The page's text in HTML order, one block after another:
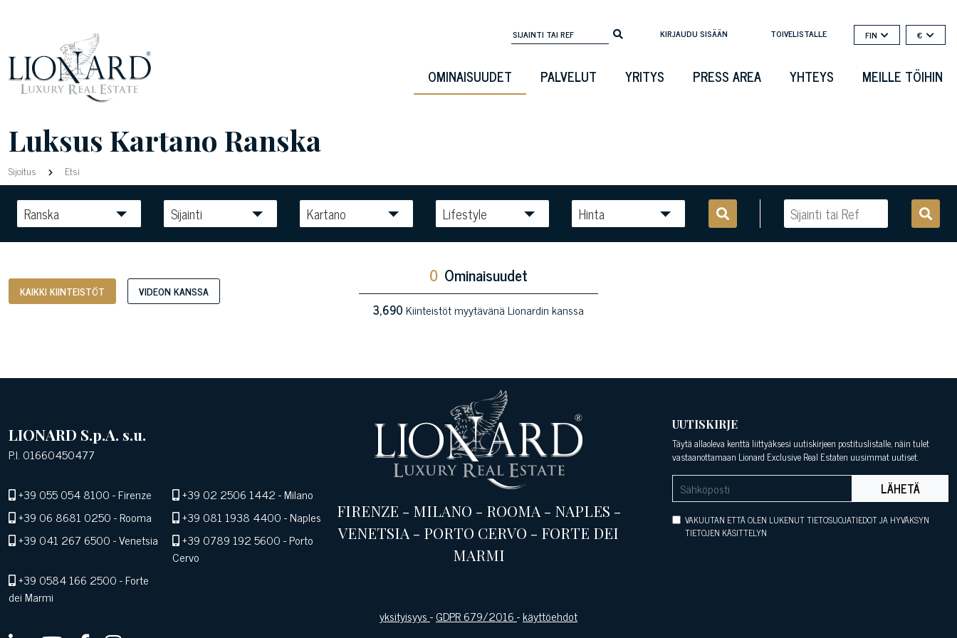
KIRJAUDU SISÄÄN TOIVELISTALLE FIN €
OMINAISUUDET PALVELUT YRITYS PRESS AREA YHTEYS MEILLE TÖIHIN
Luksus Kartano Ranska
Sijoitus Etsi
Ranska Sijainti Kartano Lifestyle Hinta
KAIKKI KIINTEISTÖT VIDEON KANSSA
0 Ominaisuudet
3,690Kiinteistöt myytävänä Lionardin kanssa
LIONARD S.p.A. s.u.
P.I. 01660450477
+39 055 054 8100- Firenze +39 02 2506 1442- Milano
+39 06 8681 0250- Rooma +39 081 1938 4400- Naples
+39 041 267 6500- Venetsia +39 0789 192 5600- Porto
Cervo
+39 0584 166 2500- Forte
dei Marmi
FIRENZE - MILANO - ROOMA - NAPLES -
VENETSIA - PORTO CERVO - FORTE DEI
MARMI
yksityisyys-GDPR 679/2016-käyttöehdot
UUTISKIRJE
Täytä allaoleva kenttä liittyäksesi uutiskirjeen postituslistalle, näin tulet
vastaanottamaan Lionard Exclusive Real Estaten uusimmat uutiset.
LÄHETÄ
VAKUUTAN ETTÄ OLEN LUKENUT TIETOSUOJATIEDOT JA HYVÄKSYN
TIETOJEN KÄSITTELYN